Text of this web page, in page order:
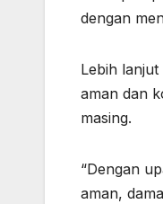
dengan
Lebih
aman dan
masing.
“Dengan
aman,